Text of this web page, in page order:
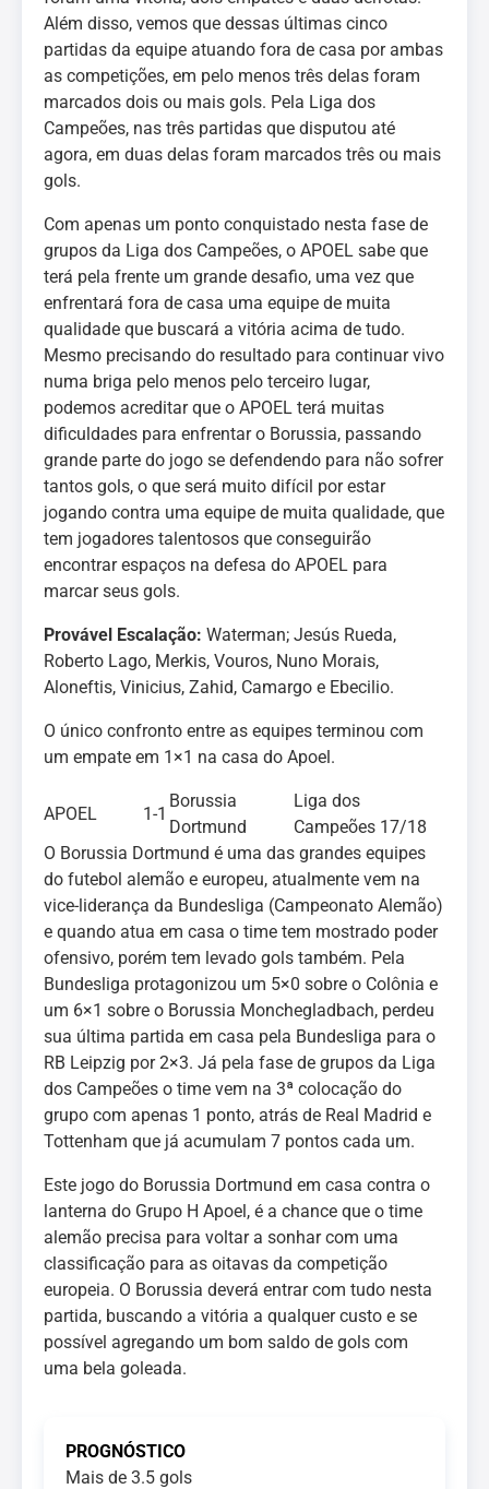
Além disso, vemos que dessas últimas cinco
partidas da equipe atuando fora de casa por ambas
as competições, em pelo menos três delas foram
marcados dois ou mais gols. Pela Liga dos
Campeões, nas três partidas que disputou até
agora, em duas delas foram marcados três ou mais
gols.
Com apenas um ponto conquistado nesta fase de
grupos da Liga dos Campeões, o APOEL sabe que
terá pela frente um grande desafio, uma vez que
enfrentará fora de casa uma equipe de muita
qualidade que buscará a vitória acima de tudo.
Mesmo precisando do resultado para continuar vivo
numa briga pelo menos pelo terceiro lugar,
podemos acreditar que o APOEL terá muitas
dificuldades para enfrentar o Borussia, passando
grande parte do jogo se defendendo para não sofrer
tantos gols, o que será muito difícil por estar
jogando contra uma equipe de muita qualidade, que
tem jogadores talentosos que conseguirão
encontrar espaços na defesa do APOEL para
marcar seus gols.
Provável Escalação: Waterman; Jesús Rueda,
Roberto Lago, Merkis, Vouros, Nuno Morais,
Aloneftis, Vinicius, Zahid, Camargo e Ebecilio.
O único confronto entre as equipes terminou com
um empate em 1×1 na casa do Apoel.
APOEL 1-1
Borussia
Dortmund
Liga dos
Campeões 17/18
O Borussia Dortmund é uma das grandes equipes
do futebol alemão e europeu, atualmente vem na
vice-liderança da Bundesliga (Campeonato Alemão)
e quando atua em casa o time tem mostrado poder
ofensivo, porém tem levado gols também. Pela
Bundesliga protagonizou um 5×0 sobre o Colônia e
um 6×1 sobre o Borussia Monchegladbach, perdeu
sua última partida em casa pela Bundesliga para o
RB Leipzig por 2×3. Já pela fase de grupos da Liga
dos Campeões o time vem na 3ª colocação do
grupo com apenas 1 ponto, atrás de Real Madrid e
Tottenham que já acumulam 7 pontos cada um.
Este jogo do Borussia Dortmund em casa contra o
lanterna do Grupo H Apoel, é a chance que o time
alemão precisa para voltar a sonhar com uma
classificação para as oitavas da competição
europeia. O Borussia deverá entrar com tudo nesta
partida, buscando a vitória a qualquer custo e se
possível agregando um bom saldo de gols com
uma bela goleada.
PROGNÓSTICO
Mais de 3.5 gols